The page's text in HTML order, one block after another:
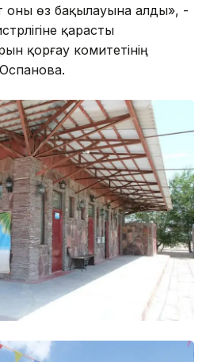
оны өз бақылауына алды», -
қарасты
қорғау комитетінің